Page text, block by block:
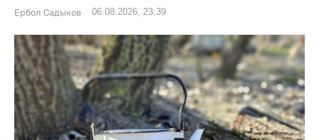
Ербол Садыков 06.08.2026, 23:39